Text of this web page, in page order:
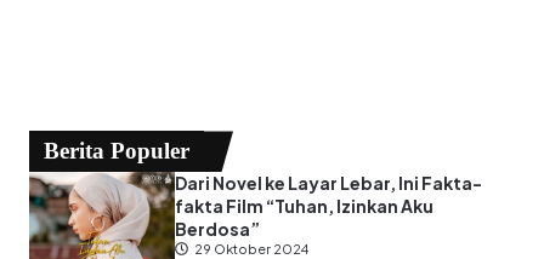
Berita Populer
Dari Novel ke Layar Lebar, Ini Fakta-
fakta Film “Tuhan, Izinkan Aku
Berdosa”
29 Oktober 2024